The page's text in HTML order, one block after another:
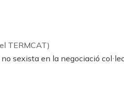
TERMCAT)
sexista en la negociació